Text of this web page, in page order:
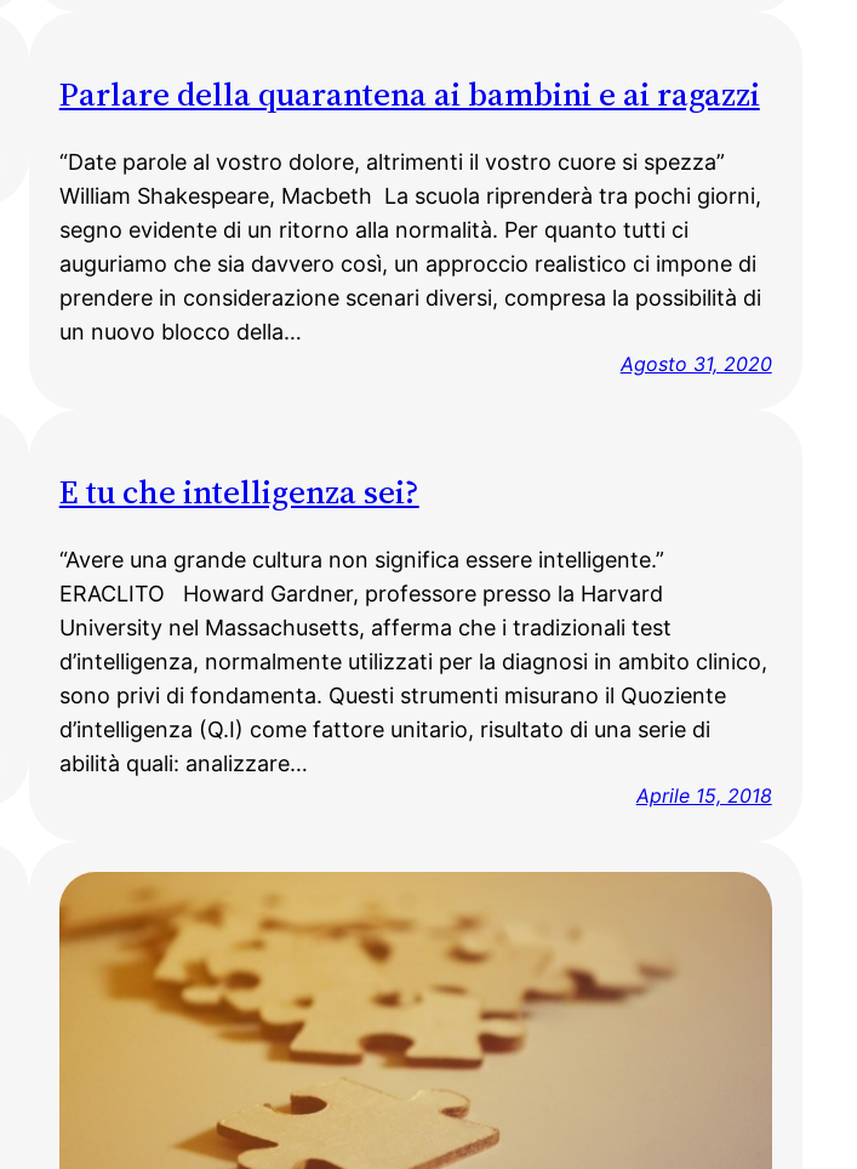
Parlare della quarantena ai bambini e ai ragazzi
“Date parole al vostro dolore, altrimenti il vostro cuore si spezza”
William Shakespeare, Macbeth La scuola riprenderà tra pochi giorni,
segno evidente di un ritorno alla normalità. Per quanto tutti ci
auguriamo che sia davvero così, un approccio realistico ci impone di
prendere in considerazione scenari diversi, compresa la possibilità di
un nuovo blocco della…
Agosto 31, 2020
E tu che intelligenza sei?
“Avere una grande cultura non significa essere intelligente.”
ERACLITO Howard Gardner, professore presso la Harvard
University nel Massachusetts, afferma che i tradizionali test
d’intelligenza, normalmente utilizzati per la diagnosi in ambito clinico,
sono privi di fondamenta. Questi strumenti misurano il Quoziente
d’intelligenza (Q.I) come fattore unitario, risultato di una serie di
abilità quali: analizzare…
Aprile 15, 2018